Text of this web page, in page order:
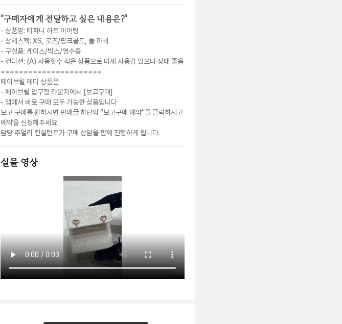
"구매자에게 전달하고 싶은 내용은?"
- 상품명: 티파니 하트 이어링
- 상세스펙: XS, 로즈/핑크골드, 풀 파베
- 구성품: 케이스/박스/영수증
- 컨디션: (A) 사용횟수 적은 상품으로 미세 사용감 있으나 상태 좋음
======================
페이브릴 레디 상품은
- 페이브릴 압구정 라운지에서 [보고구매]
- 앱에서 바로 구매 모두 가능한 상품입니다
보고 구매를 원하시면 판매글 하단의 “보고구매 예약“을 클릭하시고
예약을 신청해주세요.
담당 주얼리 컨설턴트가 구매 상담을 함께 진행하게 됩니다.
실물 영상